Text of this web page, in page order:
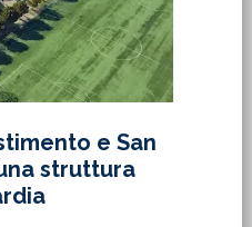
e San
struttura